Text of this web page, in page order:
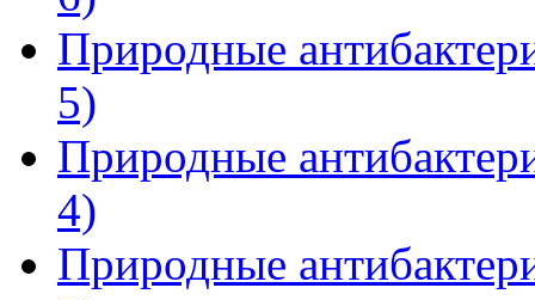
Природные
5)
Природные
4)
Природные